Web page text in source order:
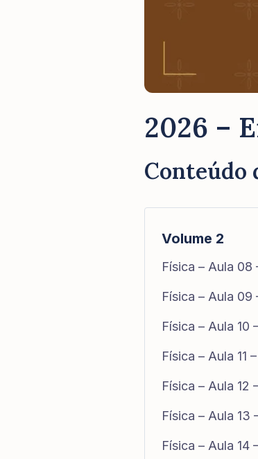
2026 –
Conteúdo
Volume 2
Física – Aula
Física – Aula 09
Física – Aula 10
Física – Aula 11
Física – Aula 12
Física – Aula 13
Física – Aula 14